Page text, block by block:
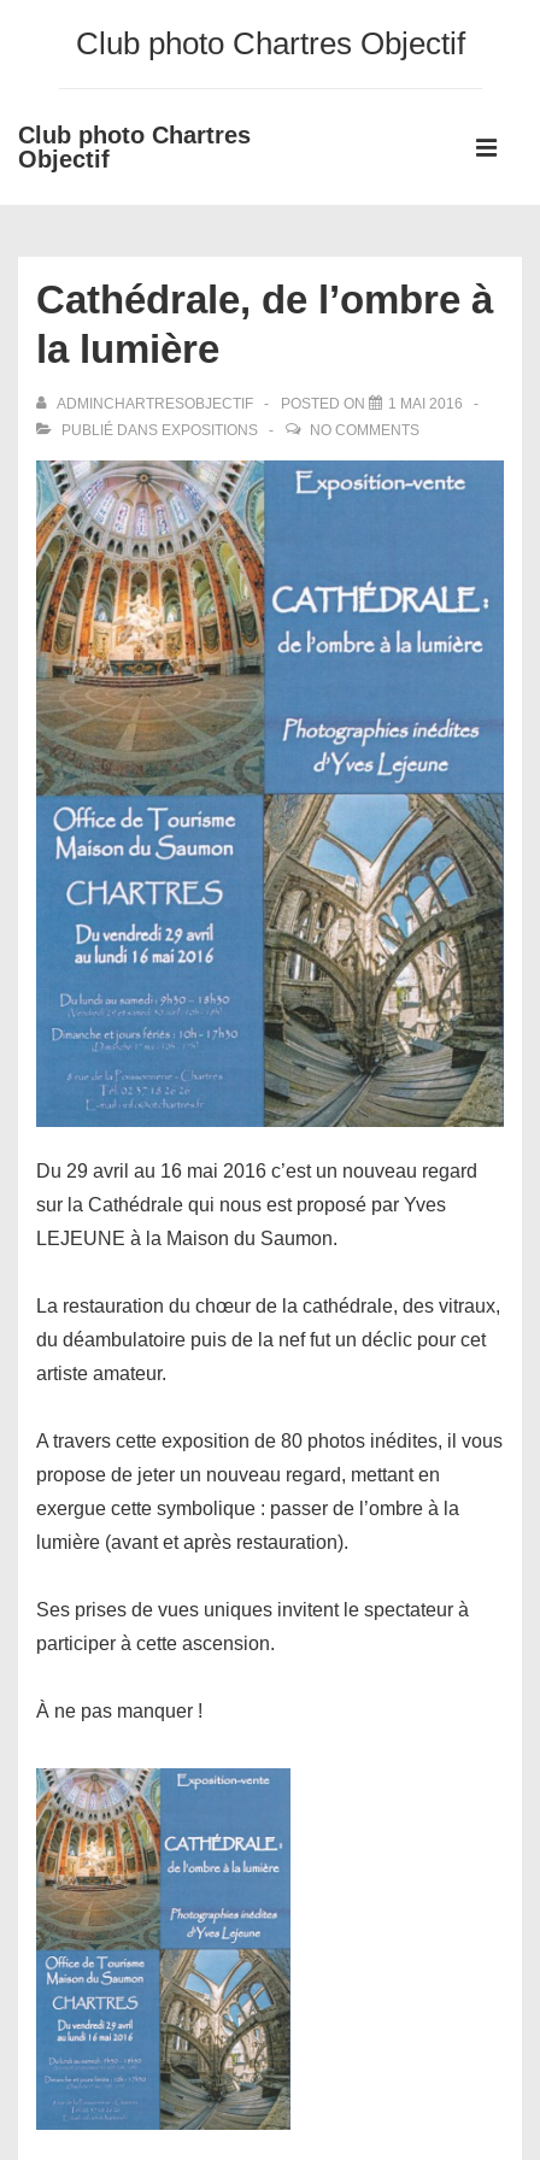
principal
Club photo Chartres Objectif
Club photo Chartres
Objectif
Main
Cathédrale, de l’ombre à
la lumière
ADMINCHARTRESOBJECTIF POSTED ON
1 MAI 2016
PUBLIÉ DANS EXPOSITIONS NO COMMENTS
Du 29 avril au 16 mai 2016 c’est un nouveau regard
sur la Cathédrale qui nous est proposé par Yves
LEJEUNE à la Maison du Saumon.
La restauration du chœur de la cathédrale, des vitraux,
du déambulatoire puis de la nef fut un déclic pour cet
artiste amateur.
A travers cette exposition de 80 photos inédites, il vous
propose de jeter un nouveau regard, mettant en
exergue cette symbolique : passer de l’ombre à la
lumière (avant et après restauration).
Ses prises de vues uniques invitent le spectateur à
participer à cette ascension.
À ne pas manquer !